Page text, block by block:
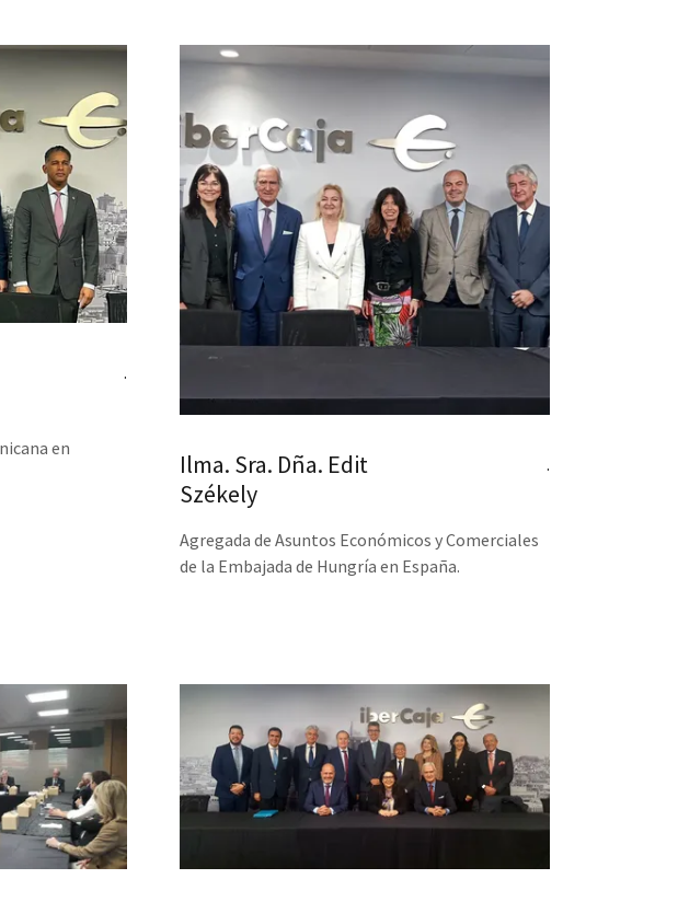
.
en
Ilma. Sra. Dña. Edit
Székely
.
Agregada de Asuntos Económicos y Comerciales
de la Embajada de Hungría en España.